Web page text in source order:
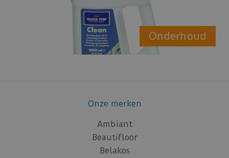
Onderhoud
Onze merken
Ambiant
Beautifloor
Belakos